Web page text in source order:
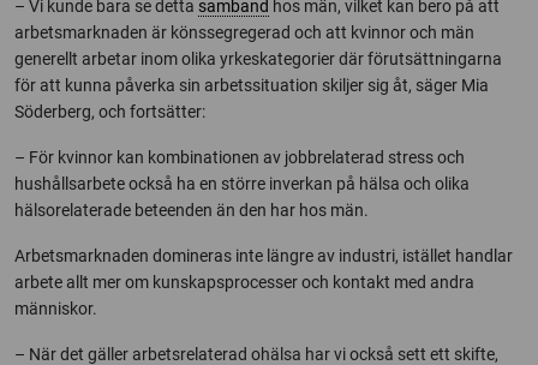
– Vi kunde bara se detta samband hos män, vilket kan bero på att
arbetsmarknaden är könssegregerad och att kvinnor och män
generellt arbetar inom olika yrkeskategorier där förutsättningarna
för att kunna påverka sin arbetssituation skiljer sig åt, säger Mia
Söderberg, och fortsätter:
– För kvinnor kan kombinationen av jobbrelaterad stress och
hushållsarbete också ha en större inverkan på hälsa och olika
hälsorelaterade beteenden än den har hos män.
Arbetsmarknaden domineras inte längre av industri, istället handlar
arbete allt mer om kunskapsprocesser och kontakt med andra
människor.
– När det gäller arbetsrelaterad ohälsa har vi också sett ett skifte,